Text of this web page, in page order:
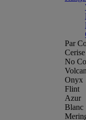
Par
Cerise
No
Onyx
Flint
Azur
Blanc